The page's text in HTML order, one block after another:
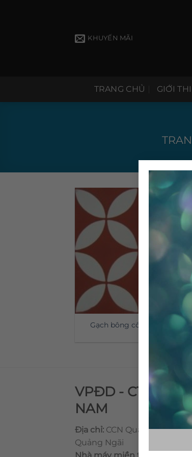
KHUYẾN MÃI
TRANG CHỦ GIỚI
Gạch bông cổ điển CTS 6.2
VPĐD - CTY
NAM
Địa chỉ: CCN Quán Lát, Xã
Quảng Ngãi